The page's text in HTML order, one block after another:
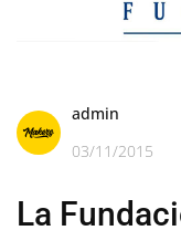
admin
03/11/2015
La